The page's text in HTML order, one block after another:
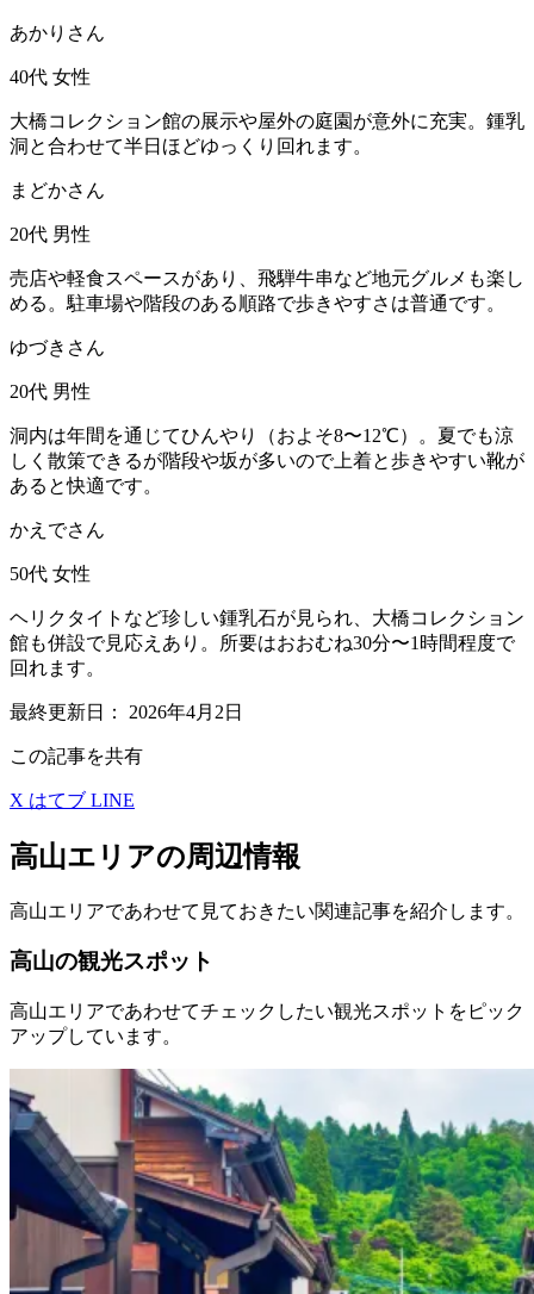
あかりさん
40代 女性
大橋コレクション館の展示や屋外の庭園が意外に充実。鍾乳
洞と合わせて半日ほどゆっくり回れます。
まどかさん
20代 男性
売店や軽食スペースがあり、飛騨牛串など地元グルメも楽し
める。駐車場や階段のある順路で歩きやすさは普通です。
ゆづきさん
20代 男性
洞内は年間を通じてひんやり（およそ8〜12℃）。夏でも涼
しく散策できるが階段や坂が多いので上着と歩きやすい靴が
あると快適です。
かえでさん
50代 女性
ヘリクタイトなど珍しい鍾乳石が見られ、大橋コレクション
館も併設で見応えあり。所要はおおむね30分〜1時間程度で
回れます。
最終更新日： 2026年4月2日
この記事を共有
X はてブ LINE
高山エリアの周辺情報
高山エリアであわせて見ておきたい関連記事を紹介します。
高山の観光スポット
高山エリアであわせてチェックしたい観光スポットをピック
アップしています。